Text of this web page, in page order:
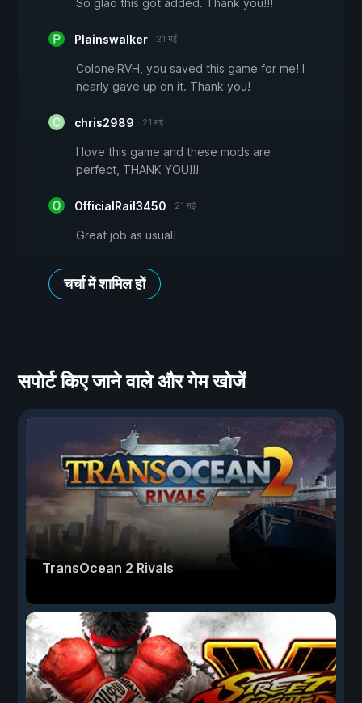
So glad this got added. Thank you!!!
Plainswalker 21 मई
ColonelRVH, you saved this game for me! I
nearly gave up on it. Thank you!
chris2989 21 मई
I love this game and these mods are
perfect, THANK YOU!!!
OfficialRail3450 21 मई
Great job as usual!
चर्चा में शामिल हों
सपोर्ट किए जाने वाले और गेम खोजें
TransOcean 2 Rivals